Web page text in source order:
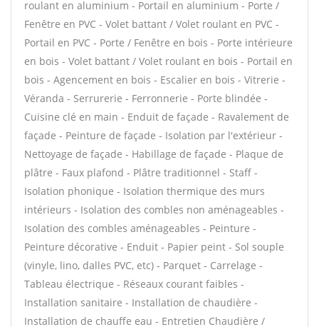
roulant en aluminium - Portail en aluminium - Porte /
Fenêtre en PVC - Volet battant / Volet roulant en PVC -
Portail en PVC - Porte / Fenêtre en bois - Porte intérieure
en bois - Volet battant / Volet roulant en bois - Portail en
bois - Agencement en bois - Escalier en bois - Vitrerie -
Véranda - Serrurerie - Ferronnerie - Porte blindée -
Cuisine clé en main - Enduit de façade - Ravalement de
façade - Peinture de façade - Isolation par l'extérieur -
Nettoyage de façade - Habillage de façade - Plaque de
plâtre - Faux plafond - Plâtre traditionnel - Staff -
Isolation phonique - Isolation thermique des murs
intérieurs - Isolation des combles non aménageables -
Isolation des combles aménageables - Peinture -
Peinture décorative - Enduit - Papier peint - Sol souple
(vinyle, lino, dalles PVC, etc) - Parquet - Carrelage -
Tableau électrique - Réseaux courant faibles -
Installation sanitaire - Installation de chaudière -
Installation de chauffe eau - Entretien Chaudière /